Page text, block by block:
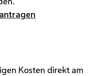
Kosten direkt am